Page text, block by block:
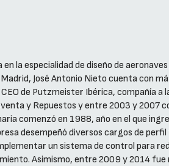
la especialidad de diseño de
José Antonio Nieto cuenta con
de Putzmeister Ibérica, compañía
y Repuestos y entre 2003 y 2007
comenzó en 1988, año en el que
desempeñó diversos cargos de
un sistema de control para
Asimismo, entre 2009 y 2014 fue